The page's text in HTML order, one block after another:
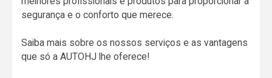
segurança e o conforto que merece.
Saiba mais sobre os nossos serviços e as vantagens
que só a AUTOHJ lhe oferece!